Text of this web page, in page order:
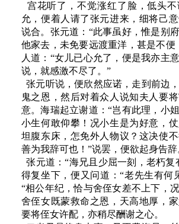
宫花听了，不觉涨红了脸，低头
允，便着人请了张元进来，细将己
说合。张元道：“此事虽好，惟是别
他家去，未免要远渡重洋，甚是不便
人道：“女儿已心允了，便是我亦主
说，就感激不尽了。”
张元听说，便欣然应诺，走到前边
鬼之恩，然后对着众人说知夫人要
意。海瑞起立谢道：“岂有此理，小
小生何敢仰攀！况小生是为好意，
坦腹东床，怎免外人物议？这决使
善为我辞可也！”说罢，便欲起身告辞
张元道：“海兄且少屈一刻，老朽复
得复坐下，便又问道：“老先生有何
“相公年纪，恰与舍侄女差不上下，
舍侄女既蒙救命之恩，天高地厚，家
要将侄女许配，亦稍尽酬谢之心。